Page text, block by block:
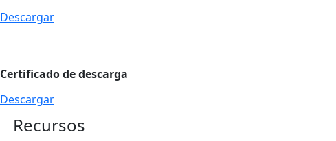
Descargar
Certificado de descarga
Descargar
Recursos